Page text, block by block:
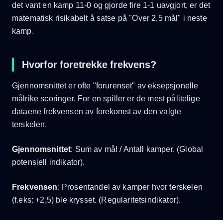
det vant en kamp 11-0 og gjorde fire 1-1 uavgjort, er det
matematisk risikabelt å satse på "Over 2,5 mål" i neste
kamp.
Hvorfor foretrekke frekvens?
Gjennomsnittet er ofte "forurenset" av eksepsjonelle
målrike scoringer. For en spiller er de mest pålitelige
dataene frekvensen av forekomst av den valgte
terskelen.
Gjennomsnittet: Sum av mål / Antall kamper. (Global
potensiell indikator).
Frekvensen: Prosentandel av kamper hvor terskelen
(f.eks: +2,5) ble krysset. (Regularitetsindikator).